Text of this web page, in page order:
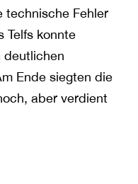
technische Fehler
Telfs konnte
deutlichen
Ende siegten die
aber verdient